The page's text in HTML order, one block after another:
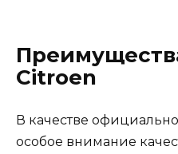
Citroen
В качестве
особое внимание